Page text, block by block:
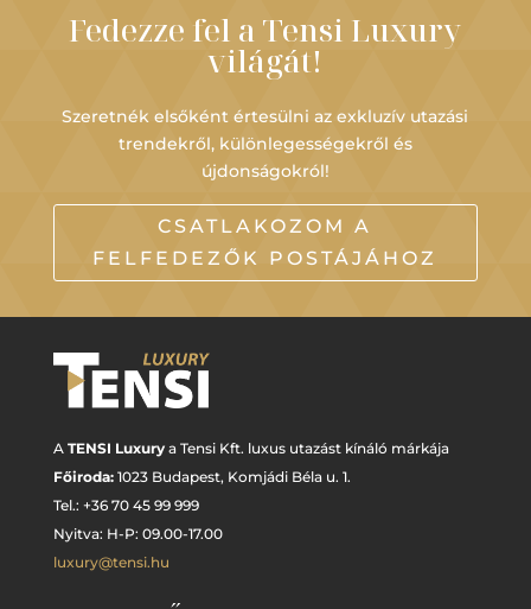
Fedezze fel a Tensi Luxury
világát!
Szeretnék elsőként értesülni az exkluzív utazási
trendekről, különlegességekről és
újdonságokról!
CSATLAKOZOM A
FELFEDEZŐK POSTÁJÁHOZ
A TENSI Luxurya Tensi Kft. luxus utazást kínáló márkája
Főiroda: 1023 Budapest, Komjádi Béla u. 1.
Tel.: +36 70 45 99 999
Nyitva: H-P: 09.00-17.00
luxury@tensi.hu